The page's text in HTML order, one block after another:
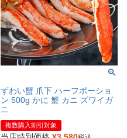
ずわい蟹 爪下 ハーフポーショ
ン 500g かに 蟹 カニ ズワイガ
ニ
複数購入割引対象